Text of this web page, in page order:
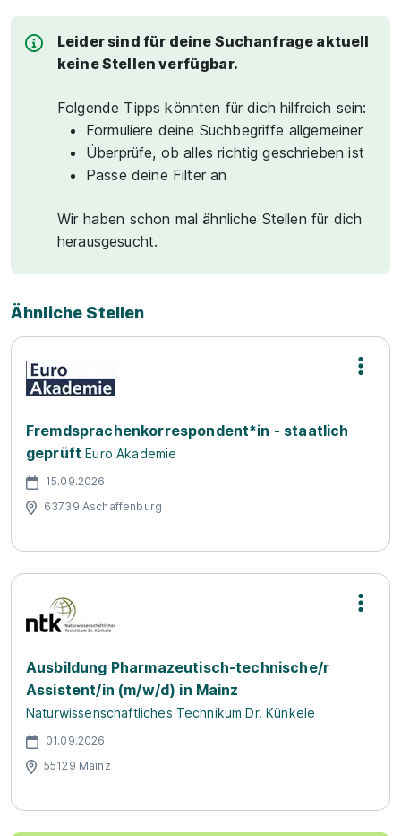
Leider sind für deine Suchanfrage aktuell
keine Stellen verfügbar.
Folgende Tipps könnten für dich hilfreich sein:
Formuliere deine Suchbegriffe allgemeiner
Überprüfe, ob alles richtig geschrieben ist
Passe deine Filter an
Wir haben schon mal ähnliche Stellen für dich
herausgesucht.
Ähnliche Stellen
Fremdsprachenkorrespondent*in - staatlich
geprüft Euro Akademie
15.09.2026
63739 Aschaffenburg
Ausbildung Pharmazeutisch-technische/r
Assistent/in (m/w/d) in Mainz
Naturwissenschaftliches Technikum Dr. Künkele
01.09.2026
55129 Mainz